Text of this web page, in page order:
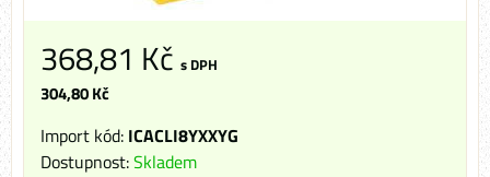
368,81 Kč s DPH
304,80 Kč
Import kód: ICACLI8YXXYG
Dostupnost:Skladem